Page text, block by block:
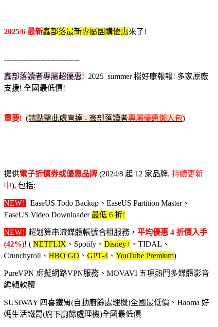
2025/6 最新鑫部落最新專屬團購優惠來了!
-------------------------------
鑫部落讀者專屬超優惠! 2025 summer 檔好康報報! 多家原廠
支援! 全國最低價!
重要! (請點擊此處直達 - 鑫部落讀者專屬優惠懶人包)
提供電子折價券或優惠品牌 (2024/8 起 12 家品牌, 持續更新
中), 包括:
NEW!
EaseUS Todo Backup、EaseUS Partition Master、
EaseUS Video Downloader 最低 6 折!
NEW! 超划算串流媒體帳號合租服務， 平均優惠 4 折價入手
(42%)! ( NETFLIX 、Spotify、 Disney+ 、TIDAL、
Crunchyroll、 HBO GO 、 GPT-4 、 YouTube Premium)
PureVPN 虛擬網路VPN服務、MOVAVI 五項熱門多媒體影音
編輯軟體
SUSIWAY 四喜鐵胃(自動廚餘處理機)全國最低價、Haoma 好
媽生活鐵胃(廚下廚餘處理機)全國最低價